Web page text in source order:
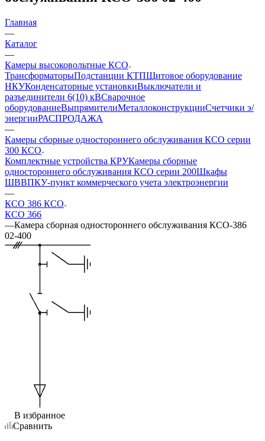
Главная
—
Каталог
—
Камеры высоковольтные КСО
ТрансформаторыПодстанции КТПЩитовое оборудование
НКУКонденсаторные установкиВыключатели и
разъединители 6(10) кВСварочное
оборудованиеВыпрямителиМеталлоконструкцииСчетчики э/
энергииРАСПРОДАЖА
—
Камеры сборные одностороннего обслуживания КСО серии
300 КСО
Комплектные устройства КРУКамеры сборные
одностороннего обслуживания КСО серии 200Шкафы
ШВВПКУ-пункт коммерческого учета электроэнергии
—
КСО 386 КСО
КСО 366
—Камера сборная одностороннего обслуживания КСО-386
02-400
В избранное
Сравнить